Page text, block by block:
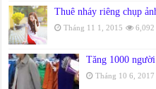
Thuê nháy riêng chụp
Tháng 11 1, 2015 6,092
Tăng 1000
Tháng 10 6, 2017